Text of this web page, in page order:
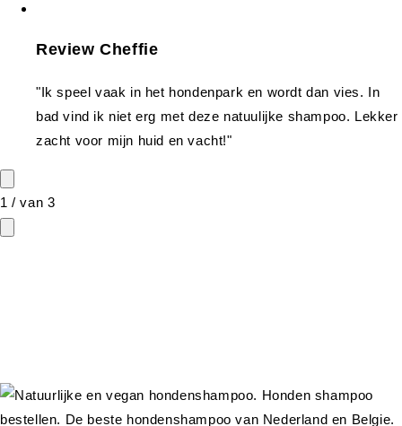
Review Cheffie
"Ik speel vaak in het hondenpark en wordt dan vies. In
bad vind ik niet erg met deze natuulijke shampoo. Lekker
zacht voor mijn huid en vacht!"
1 /van 3